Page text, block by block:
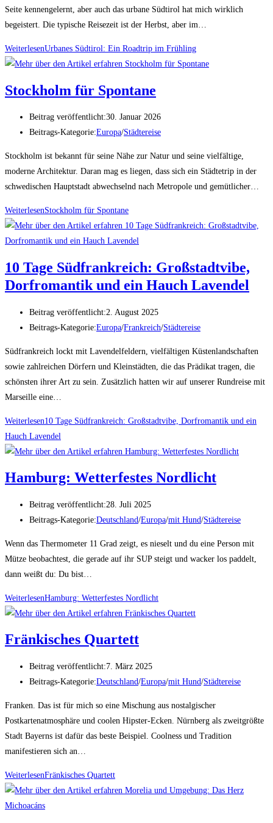
Seite kennengelernt, aber auch das urbane Südtirol hat mich wirklich
begeistert. Die typische Reisezeit ist der Herbst, aber im…
WeiterlesenUrbanes Südtirol: Ein Roadtrip im Frühling
Stockholm für Spontane
Beitrag veröffentlicht:30. Januar 2026
Beitrags-Kategorie:Europa/Städtereise
Stockholm ist bekannt für seine Nähe zur Natur und seine vielfältige,
moderne Architektur. Daran mag es liegen, dass sich ein Städtetrip in der
schwedischen Hauptstadt abwechselnd nach Metropole und gemütlicher…
WeiterlesenStockholm für Spontane
10 Tage Südfrankreich: Großstadtvibe,
Dorfromantik und ein Hauch Lavendel
Beitrag veröffentlicht:2. August 2025
Beitrags-Kategorie:Europa/Frankreich/Städtereise
Südfrankreich lockt mit Lavendelfeldern, vielfältigen Küstenlandschaften
sowie zahlreichen Dörfern und Kleinstädten, die das Prädikat tragen, die
schönsten ihrer Art zu sein. Zusätzlich hatten wir auf unserer Rundreise mit
Marseille eine…
Weiterlesen10 Tage Südfrankreich: Großstadtvibe, Dorfromantik und ein
Hauch Lavendel
Hamburg: Wetterfestes Nordlicht
Beitrag veröffentlicht:28. Juli 2025
Beitrags-Kategorie:Deutschland/Europa/mit Hund/Städtereise
Wenn das Thermometer 11 Grad zeigt, es nieselt und du eine Person mit
Mütze beobachtest, die gerade auf ihr SUP steigt und wacker los paddelt,
dann weißt du: Du bist…
WeiterlesenHamburg: Wetterfestes Nordlicht
Fränkisches Quartett
Beitrag veröffentlicht:7. März 2025
Beitrags-Kategorie:Deutschland/Europa/mit Hund/Städtereise
Franken. Das ist für mich so eine Mischung aus nostalgischer
Postkartenatmosphäre und coolen Hipster-Ecken. Nürnberg als zweitgrößte
Stadt Bayerns ist dafür das beste Beispiel. Coolness und Tradition
manifestieren sich an…
WeiterlesenFränkisches Quartett